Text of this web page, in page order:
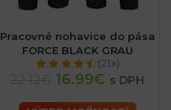
Pracovné nohavice do pása
FORCE BLACK GRAU
(21x)
16.99€ s DPH